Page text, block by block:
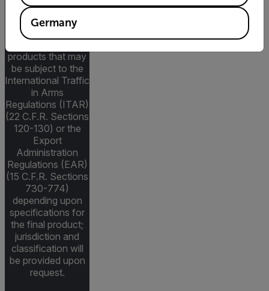
The information
contained in this
products that may
be subject to the
International Traffic
in Arms
Regulations (ITAR)
(22 C.F.R. Sections
120-130) or the
Export
Administration
Regulations (EAR)
(15 C.F.R. Sections
730-774)
depending upon
specifications for
the final product;
jurisdiction and
classification will
be provided upon
request.
Germany